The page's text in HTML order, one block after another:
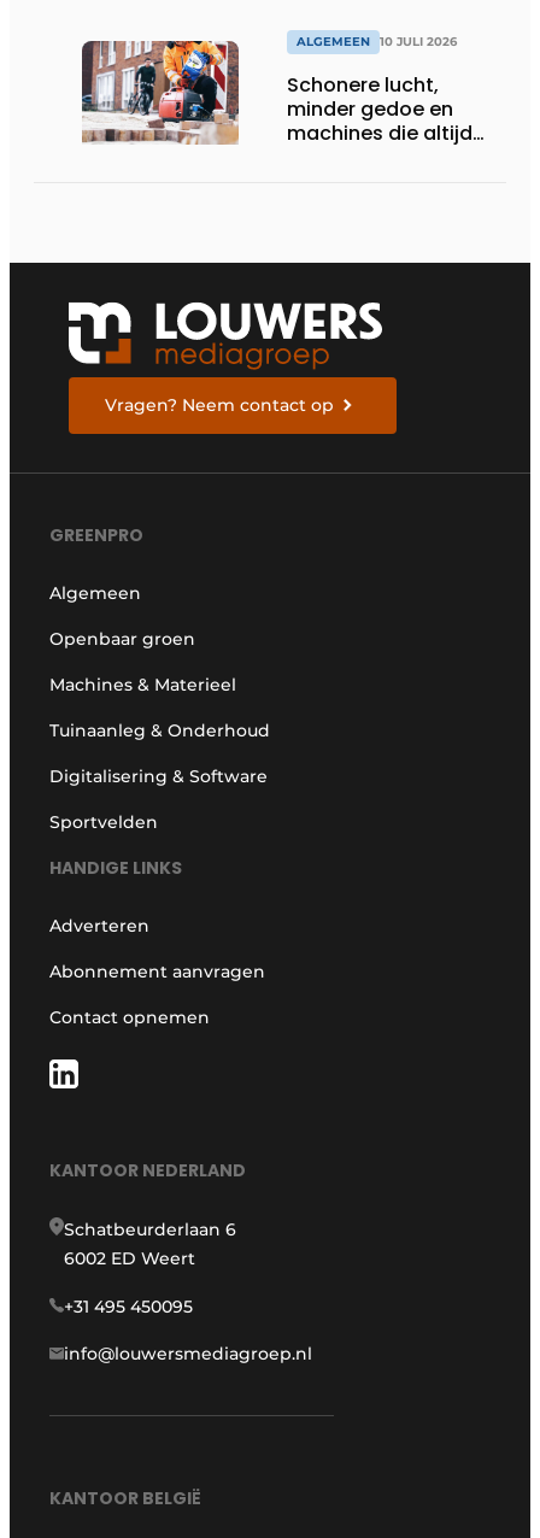
ALGEMEEN 10 JULI 2026
Schonere lucht,
minder gedoe en
machines die altijd
Vragen? Neem contact op
GREENPRO
Algemeen
Openbaar groen
Machines & Materieel
Tuinaanleg & Onderhoud
Digitalisering & Software
Sportvelden
HANDIGE LINKS
Adverteren
Abonnement aanvragen
Contact opnemen
KANTOOR NEDERLAND
Schatbeurderlaan 6
6002 ED Weert
+31 495 450095
info@louwersmediagroep.nl
KANTOOR BELGIË